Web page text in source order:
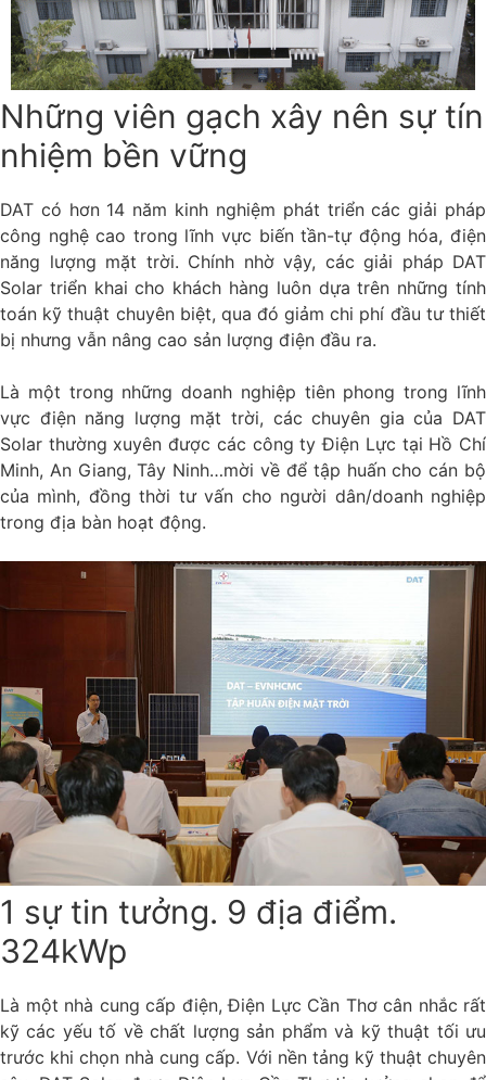
Những viên gạch xây nên sự tín
nhiệm bền vững
DAT có hơn 14 năm kinh nghiệm phát triển các giải pháp
công nghệ cao trong lĩnh vực biến tần-tự động hóa, điện
năng lượng mặt trời. Chính nhờ vậy, các giải pháp DAT
Solar triển khai cho khách hàng luôn dựa trên những tính
toán kỹ thuật chuyên biệt, qua đó giảm chi phí đầu tư thiết
bị nhưng vẫn nâng cao sản lượng điện đầu ra.
Là một trong những doanh nghiệp tiên phong trong lĩnh
vực điện năng lượng mặt trời, các chuyên gia của DAT
Solar thường xuyên được các công ty Điện Lực tại Hồ Chí
Minh, An Giang, Tây Ninh…mời về để tập huấn cho cán bộ
của mình, đồng thời tư vấn cho người dân/doanh nghiệp
trong địa bàn hoạt động.
1 sự tin tưởng. 9 địa điểm.
324kWp
Là một nhà cung cấp điện, Điện Lực Cần Thơ cân nhắc rất
kỹ các yếu tố về chất lượng sản phẩm và kỹ thuật tối ưu
trước khi chọn nhà cung cấp. Với nền tảng kỹ thuật chuyên